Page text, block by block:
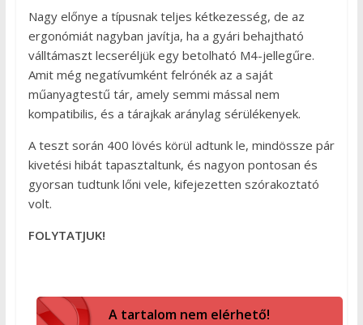
Nagy előnye a típusnak teljes kétkezesség, de az
ergonómiát nagyban javítja, ha a gyári behajtható
válltámaszt lecseréljük egy betolható M4-jellegűre.
Amit még negatívumként felrónék az a saját
műanyagtestű tár, amely semmi mással nem
kompatibilis, és a tárajkak aránylag sérülékenyek.
A teszt során 400 lövés körül adtunk le, mindössze pár
kivetési hibát tapasztaltunk, és nagyon pontosan és
gyorsan tudtunk lőni vele, kifejezetten szórakoztató
volt.
FOLYTATJUK!
A tartalom nem elérhető!